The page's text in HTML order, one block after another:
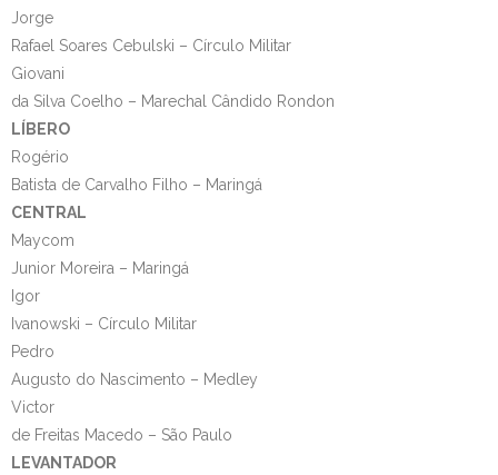
Jorge
Rafael Soares Cebulski – Círculo Militar
Giovani
da Silva Coelho – Marechal Cândido Rondon
LÍBERO
Rogério
Batista de Carvalho Filho – Maringá
CENTRAL
Maycom
Junior Moreira – Maringá
Igor
Ivanowski – Círculo Militar
Pedro
Augusto do Nascimento – Medley
Victor
de Freitas Macedo – São Paulo
LEVANTADOR